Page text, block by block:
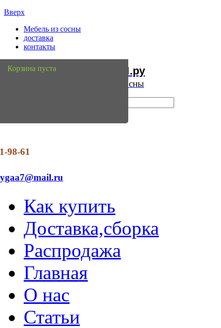
Вверх
Мебель из сосны
доставка
контакты
Мебель Сосны.ру
Интернет магазин мебели из сосны
98-61
Как купить
Доставка,сборка
Распродажа
Главная
О нас
Статьи
Корзина пуста